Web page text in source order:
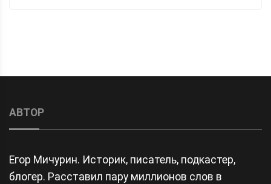
АВТОР
Егор Мичурин. Историк, писатель, подкастер,
блогер. Расставил пару миллионов слов в